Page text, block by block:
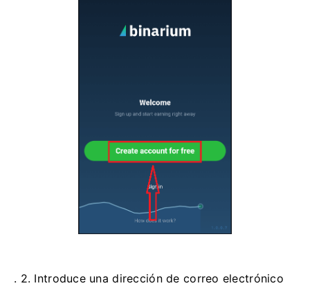
. 2. Introduce una dirección de correo electrónico